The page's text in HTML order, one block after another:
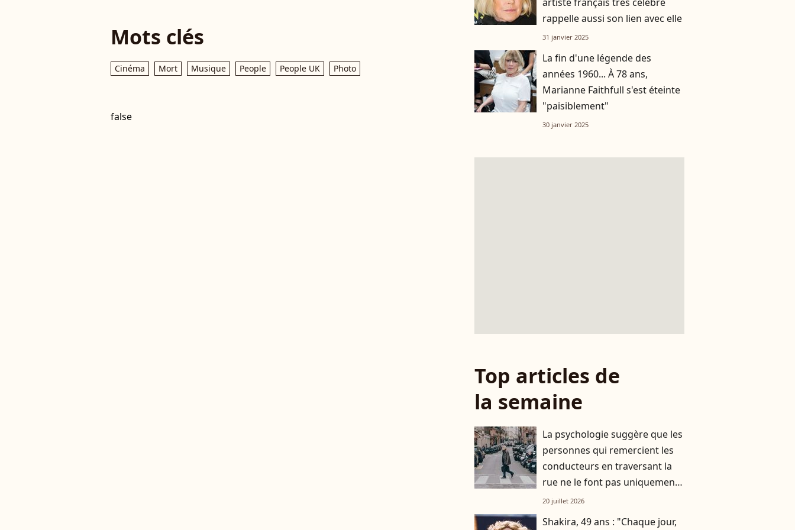
Mots clés
Cinéma Mort Musique People People UK Photo
false
rappelle aussi son lien avec elle
31 janvier 2025
La fin d'une légende des
années 1960... À 78 ans,
Marianne Faithfull s'est éteinte
"paisiblement"
30 janvier 2025
Top articles de
la semaine
La psychologie suggère que les
personnes qui remercient les
conducteurs en traversant la
rue ne le font pas uniquement
par gratitude
20 juillet 2026
Shakira, 49 ans : "Chaque jour,